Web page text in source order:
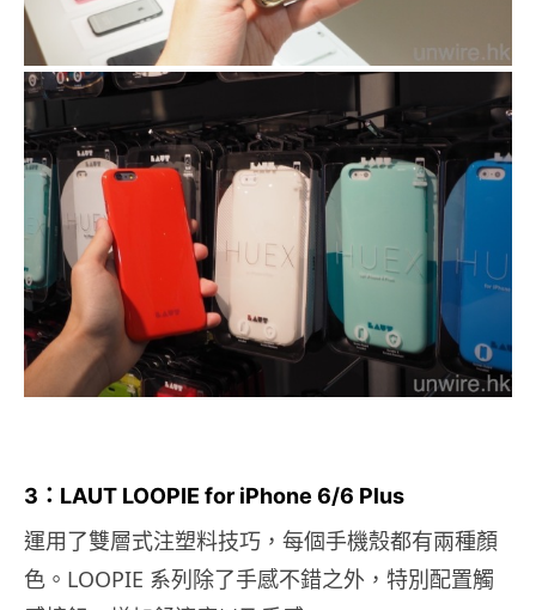
3：LAUT LOOPIE for iPhone 6/6 Plus
運用了雙層式注塑料技巧，每個手機殼都有兩種顏
色。LOOPIE 系列除了手感不錯之外，特別配置觸